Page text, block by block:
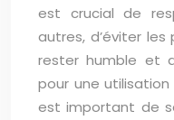
est crucial de
autres, d’éviter
rester humble et
pour une
est important de